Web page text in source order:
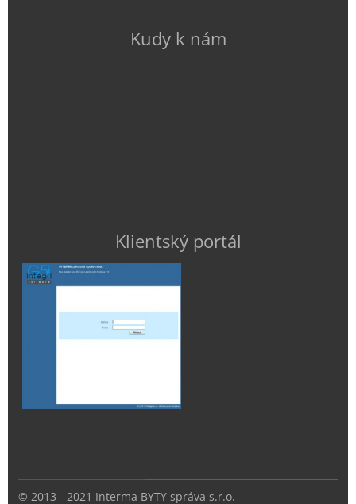
Kudy k nám
Klientský portál
© 2013 - 2021 Interma BYTY správa s.r.o.